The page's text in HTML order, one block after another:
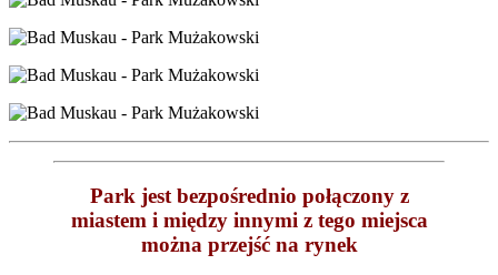
Park jest bezpośrednio połączony z
miastem i między innymi z tego miejsca
można przejść na rynek